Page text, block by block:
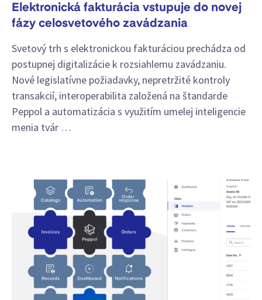
Elektronická fakturácia vstupuje do novej
fázy celosvetového zavádzania
Svetový trh s elektronickou fakturáciou prechádza od
postupnej digitalizácie k rozsiahlemu zavádzaniu.
Nové legislatívne požiadavky, nepretržité kontroly
transakcií, interoperabilita založená na štandarde
Peppol a automatizácia s využitím umelej inteligencie
menia tvár …